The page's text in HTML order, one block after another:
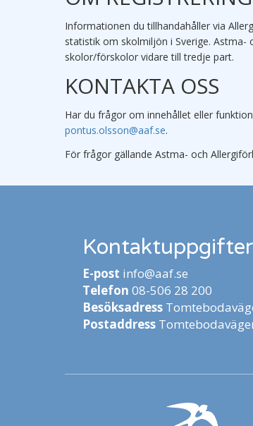
Informationen du tillhandahåller via
statistik om skolmiljön i Sverige.
skolor/förskolor vidare till tredje part.
KONTAKTA OSS
Har du frågor om innehållet eller
pontus.olsson@aaf.se.
För frågor gällande Astma- och
Kontaktuppgifter
E-post info@aaf.se
Telefon 08-506 28 200
Besöksadress
Postaddress